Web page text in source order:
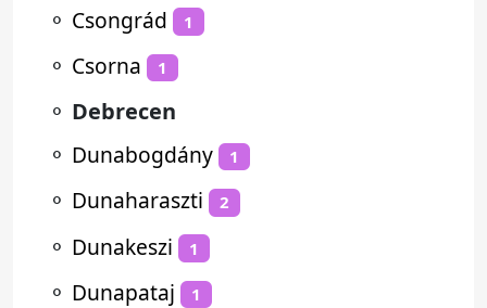
⚬ Csongrád 1
⚬ Csorna 1
⚬ Debrecen
⚬ Dunabogdány 1
⚬ Dunaharaszti 2
⚬ Dunakeszi 1
⚬ Dunapataj 1